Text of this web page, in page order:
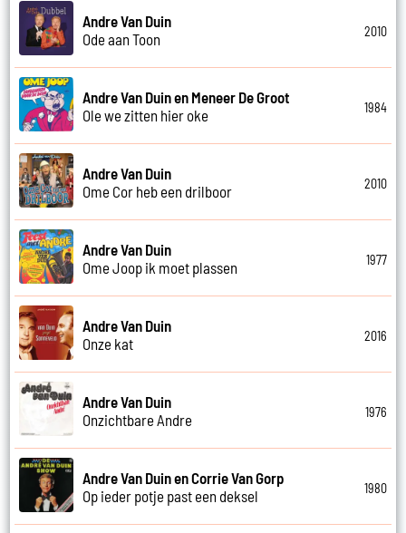
Andre Van Duin
Ode aan Toon
2010
Andre Van Duin en Meneer De Groot
Ole we zitten hier oke
1984
Andre Van Duin
Ome Cor heb een drilboor
2010
Andre Van Duin
Ome Joop ik moet plassen
1977
Andre Van Duin
Onze kat
2016
Andre Van Duin
Onzichtbare Andre
1976
Andre Van Duin en Corrie Van Gorp
Op ieder potje past een deksel
1980